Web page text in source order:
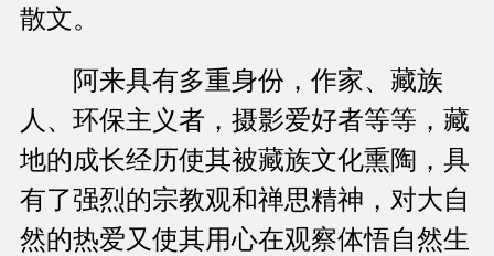
散文。
阿来具有多重身份，作家、藏族
人、环保主义者，摄影爱好者等等，藏
地的成长经历使其被藏族文化熏陶，具
有了强烈的宗教观和禅思精神，对大自
然的热爱又使其用心在观察体悟自然生